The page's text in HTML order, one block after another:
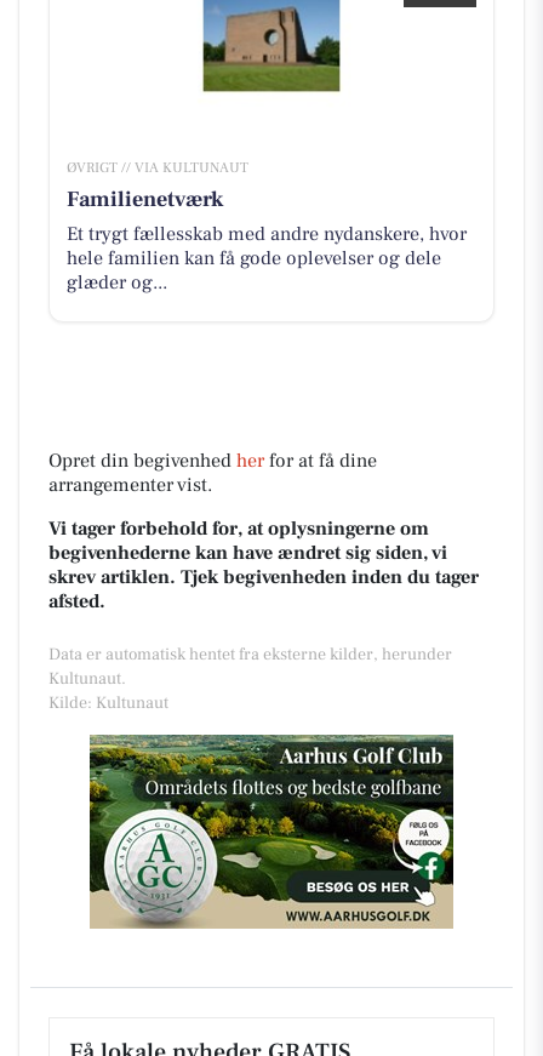
ØVRIGT // VIA KULTUNAUT
Familienetværk
Et trygt fællesskab med andre nydanskere, hvor
hele familien kan få gode oplevelser og dele
glæder og...
Opret din begivenhed herfor at få dine
arrangementer vist.
Vi tager forbehold for, at oplysningerne om
begivenhederne kan have ændret sig siden, vi
skrev artiklen. Tjek begivenheden inden du tager
afsted.
Data er automatisk hentet fra eksterne kilder, herunder
Kultunaut.
Kilde: Kultunaut